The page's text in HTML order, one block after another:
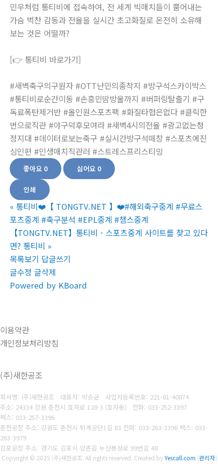
민우처럼 통티비에 접속하여, 전 세계 빅매치들이 뿜어내는
가슴 벅찬 감동과 전율을 실시간 초고화질로 온전히 소유해
보는 것은 어떨까?
[👉 통티비 바로가기]
#새벽축구의구원자 #OTT난민의종착지 #방구석스카이박스
#통티비로순간이동 #손흥민땀방울까지 #버퍼링탈출기 #구
독료폭탄제거반 #올인원스포츠팩 #화질타협은없다 #클릭한
번으로직관 #야구덕후모여라 #새벽4시의전율 #광고없는청
정지대 #데이터로보는축구 #실시간방구석떼창 #스포츠에진
심인편 #인생매치직관러 #스트레스프리스티밍
좋아요 0 싫어요 0
인쇄
« 통티비❤️【 TONGTV.NET 】❤️#해외축구중계 #무료스
포츠중계 #축구분석 #EPL중계 #챔스중계
【TONGTV.NET】통티비 - 스포츠중계 사이트를 찾고 있다
면? 통티비 »
목록보기 답글쓰기
글수정 글삭제
Powered by KBoard
이용약관
개인정보처리방침
(주)새한공조
회사명: (주)새한공조 대표자: 박승균 사업자등록번호: 221-81-40874
주소: 24334 강원 춘천시 효자로 128-3 (효자동) 전화: 033-252-3397
팩스: 033-257-3396
춘천공장 주소: 강원도 춘천시 퇴계공단1길 83 전화: 033-263-3398 팩스: 033-
263-3979
김포공장 주소: 경기도 김포시 양촌읍 누산봉성로 99번길 48
Copyright © 2025 (주)새한공조. All rights reserved. Created byYescall.com [관리자]